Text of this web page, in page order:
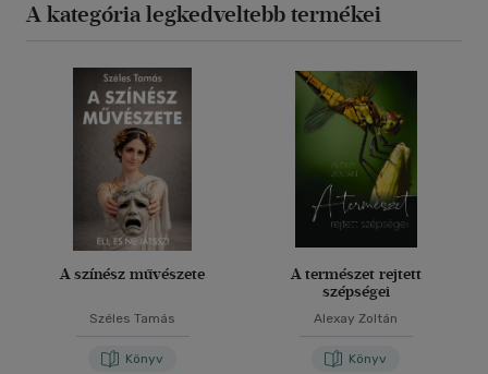
A kategória legkedveltebb termékei
A színész művészete
Széles Tamás
Könyv
A természet rejtett
szépségei
Alexay Zoltán
Könyv